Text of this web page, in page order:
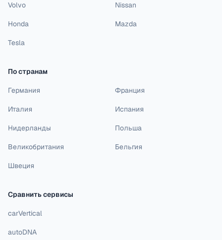
Volvo Nissan
Honda Mazda
Tesla
По странам
Германия Франция
Италия Испания
Нидерланды Польша
Великобритания Бельгия
Швеция
Сравнить сервисы
carVertical
autoDNA